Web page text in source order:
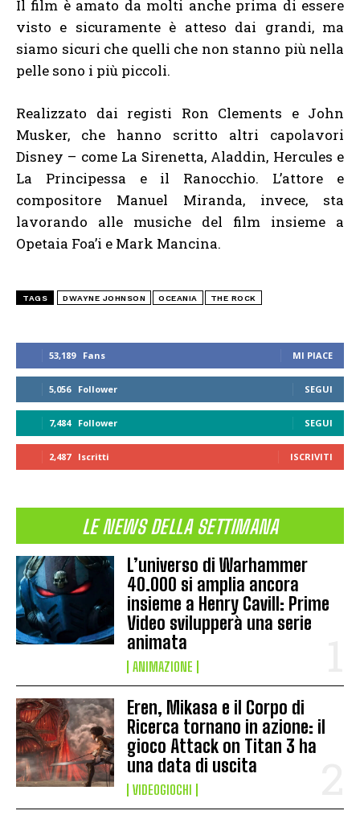
53,189 Fans MI PIACE
5,056 Follower SEGUI
7,484 Follower SEGUI
2,487 Iscritti ISCRIVITI
LE NEWS DELLA SETTIMANA
L’universo di Warhammer
40.000 si amplia ancora
insieme a Henry Cavill: Prime
Video svilupperà una serie
animata
ANIMAZIONE
Eren, Mikasa e il Corpo di
Ricerca tornano in azione: il
gioco Attack on Titan 3 ha
una data di uscita
VIDEOGIOCHI
Il film è amato da molti anche prima di essere
visto e sicuramente è atteso dai grandi, ma
siamo sicuri che quelli che non stanno più nella
pelle sono i più piccoli.
Realizzato dai registi Ron Clements e John
Musker, che hanno scritto altri capolavori
Disney – come La Sirenetta, Aladdin, Hercules e
La Principessa e il Ranocchio. L’attore e
compositore Manuel Miranda, invece, sta
lavorando alle musiche del film insieme a
Opetaia Foa’i e Mark Mancina.
TAGS DWAYNE JOHNSON OCEANIA THE ROCK